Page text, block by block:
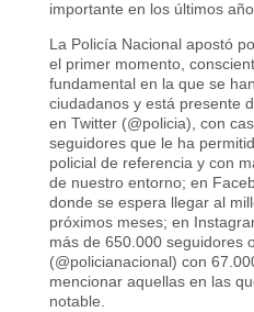
importante en los últimos
La Policía Nacional apostó
el primer momento,
fundamental en la que se
ciudadanos y está presente
en Twitter (@policia), con
seguidores que le ha
policial de referencia y con
de nuestro entorno; en
donde se espera llegar al
próximos meses; en
más de 650.000 seguidores
(@policianacional) con
mencionar aquellas en las
notable.